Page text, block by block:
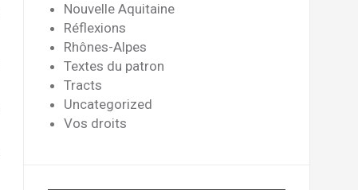
Nouvelle Aquitaine
Réflexions
Rhônes-Alpes
Textes du patron
Tracts
Uncategorized
Vos droits